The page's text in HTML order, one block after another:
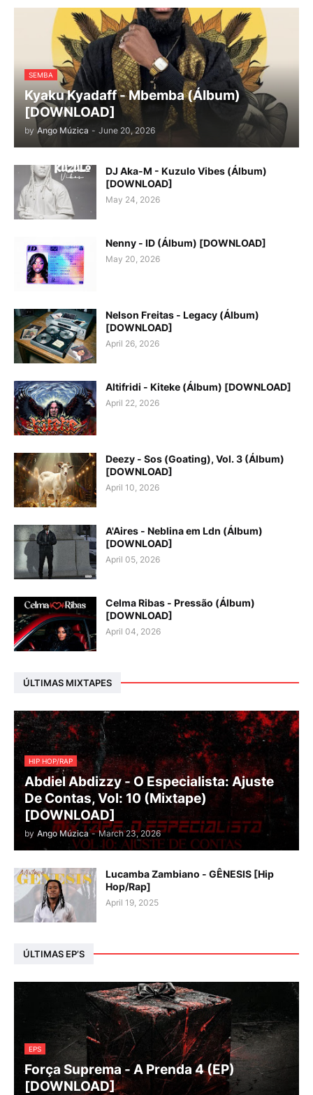
SEMBA
Kyaku Kyadaff - Mbemba (Álbum)
[DOWNLOAD]
by Ango Múzica - June 20, 2026
DJ Aka-M - Kuzulo Vibes (Álbum)
[DOWNLOAD]
May 24, 2026
Nenny - ID (Álbum) [DOWNLOAD]
May 20, 2026
Nelson Freitas - Legacy (Álbum)
[DOWNLOAD]
April 26, 2026
Altifridi - Kiteke (Álbum) [DOWNLOAD]
April 22, 2026
Deezy - Sos (Goating), Vol. 3 (Álbum)
[DOWNLOAD]
April 10, 2026
A'Aires - Neblina em Ldn (Álbum)
[DOWNLOAD]
April 05, 2026
Celma Ribas - Pressão (Álbum)
[DOWNLOAD]
April 04, 2026
ÚLTIMAS MIXTAPES
HIP HOP/RAP
Abdiel Abdizzy - O Especialista: Ajuste
De Contas, Vol: 10 (Mixtape)
[DOWNLOAD]
by Ango Múzica - March 23, 2026
Lucamba Zambiano - GÊNESIS [Hip
Hop/Rap]
April 19, 2025
ÚLTIMAS EP’S
EPS
Força Suprema - A Prenda 4 (EP)
[DOWNLOAD]